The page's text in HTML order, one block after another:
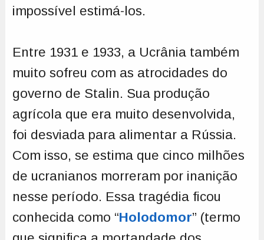
impossível estimá-los.
Entre 1931 e 1933, a Ucrânia também
muito sofreu com as atrocidades do
governo de Stalin. Sua produção
agrícola que era muito desenvolvida,
foi desviada para alimentar a Rússia.
Com isso, se estima que cinco milhões
de ucranianos morreram por inanição
nesse período. Essa tragédia ficou
conhecida como “Holodomor” (termo